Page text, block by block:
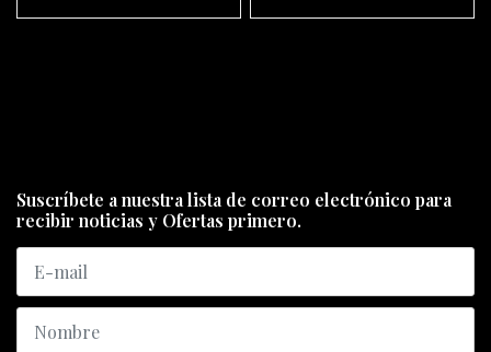
Suscríbete a nuestra lista de correo electrónico para
recibir noticias y Ofertas primero.